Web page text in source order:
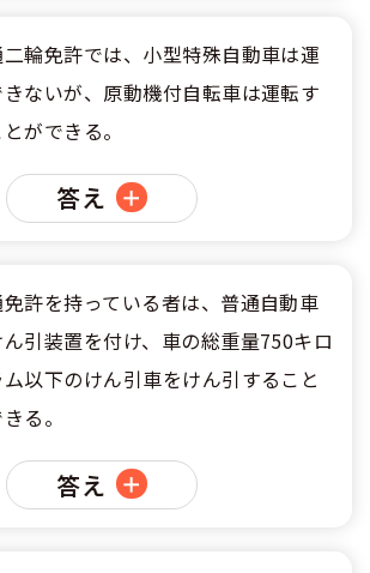
二輪免許では、小型特殊自動車は運
ないが、原動機付自転車は運転す
ができる。
答え
免許を持っている者は、普通自動車
引装置を付け、車の総重量750キロ
以下のけん引車をけん引すること
る。
答え